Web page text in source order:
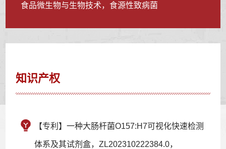
食品微生物与生物技术，食源性致病菌
知识产权
【专利】一种大肠杆菌O157:H7可视化快速检测
体系及其试剂盒，ZL202310222384.0，